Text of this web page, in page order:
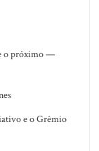
o próximo —
e o Grêmio